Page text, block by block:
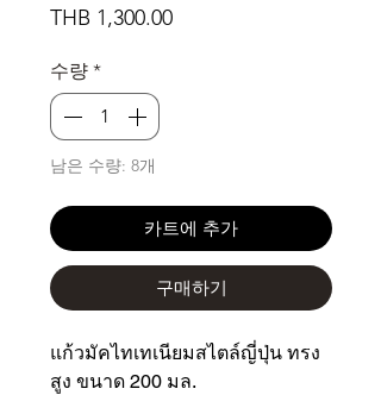
THB 1,300.00가
수량 *
남은 수량: 8개
카트에 추가
구매하기
แก้วมัคไทเทเนียมสไตล์ญี่ปุ่น ทรง
สูง ขนาด 200 มล.